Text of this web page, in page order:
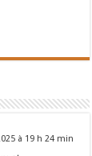
à 19 h 24 min